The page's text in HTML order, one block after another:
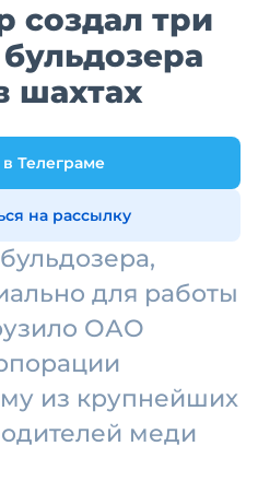
создал три
шахтах
в Телеграме
на рассылку
для работы
ОАО
из крупнейших
меди